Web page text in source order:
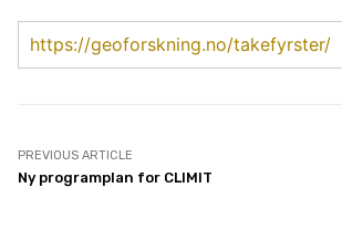
https://geoforskning.no/takefyrster/
PREVIOUS ARTICLE
Ny programplan for CLIMIT